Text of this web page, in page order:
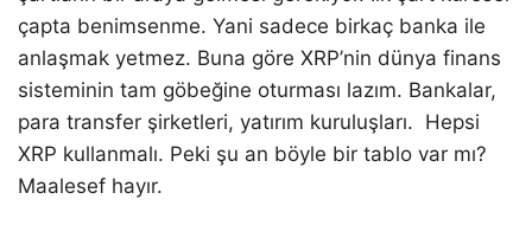
çapta benimsenme. Yani sadece birkaç banka ile
anlaşmak yetmez. Buna göre XRP’nin dünya finans
sisteminin tam göbeğine oturması lazım. Bankalar,
para transfer şirketleri, yatırım kuruluşları. Hepsi
XRP kullanmalı. Peki şu an böyle bir tablo var mı?
Maalesef hayır.